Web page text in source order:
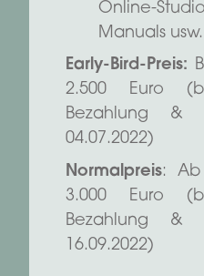
Online-
Manuals usw.
Early-Bird-Preis:
2.500 Euro
Bezahlung &
04.07.2022)
Normalpreis: Ab
3.000 Euro
Bezahlung &
16.09.2022)